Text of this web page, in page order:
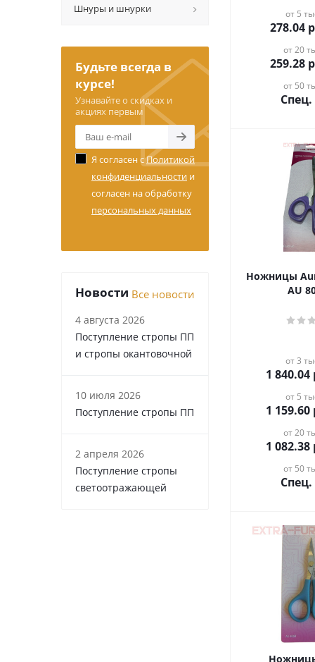
от 5
278.04
от 20
259.28
от 50
Ножницы
AU
от 3
1 840.04
от 5
1 159.60
от 20
1 082.38
от 50
Шнуры и шнурки
Будьте всегда в
курсе!
Узнавайте о скидках и
акциях первым
Я согласен сПолитикой
конфиденциальности и
согласен на обработку
персональных данных
Новости Все новости
4 августа 2026
Поступление стропы ПП
и стропы окантовочной
10 июля 2026
Поступление стропы ПП
2 апреля 2026
Поступление стропы
светоотражающей